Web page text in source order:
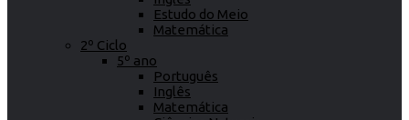
Estudo do Meio
Matemática
2º Ciclo
5º ano
Português
Inglês
Matemática